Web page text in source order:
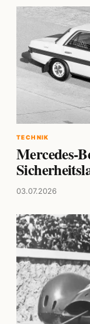
TECHNIK
Mercedes-
03.07.2026